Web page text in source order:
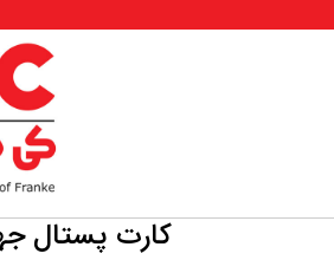
کارت پستال